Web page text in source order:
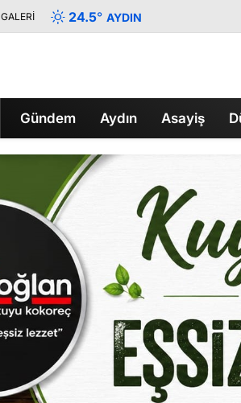
GALERİ 24.5° AYDIN
Gündem Aydın Asayiş